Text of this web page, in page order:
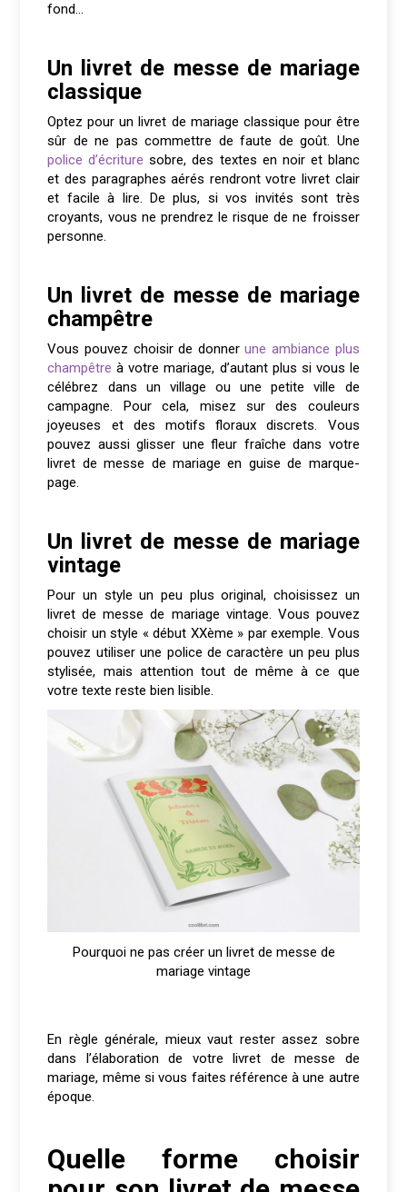
fond…
Un livret de messe de mariage
classique
Optez pour un livret de mariage classique pour être
sûr de ne pas commettre de faute de goût. Une
police d’écriture sobre, des textes en noir et blanc
et des paragraphes aérés rendront votre livret clair
et facile à lire. De plus, si vos invités sont très
croyants, vous ne prendrez le risque de ne froisser
personne.
Un livret de messe de mariage
champêtre
Vous pouvez choisir de donnerune ambiance plus
champêtre à votre mariage, d’autant plus si vous le
célébrez dans un village ou une petite ville de
campagne. Pour cela, misez sur des couleurs
joyeuses et des motifs floraux discrets. Vous
pouvez aussi glisser une fleur fraîche dans votre
livret de messe de mariage en guise de marque-
page.
Un livret de messe de mariage
vintage
Pour un style un peu plus original, choisissez un
livret de messe de mariage vintage. Vous pouvez
choisir un style « début XXème » par exemple. Vous
pouvez utiliser une police de caractère un peu plus
stylisée, mais attention tout de même à ce que
votre texte reste bien lisible.
Pourquoi ne pas créer un livret de messe de
mariage vintage
En règle générale, mieux vaut rester assez sobre
dans l’élaboration de votre livret de messe de
mariage, même si vous faites référence à une autre
époque.
Quelle forme choisir